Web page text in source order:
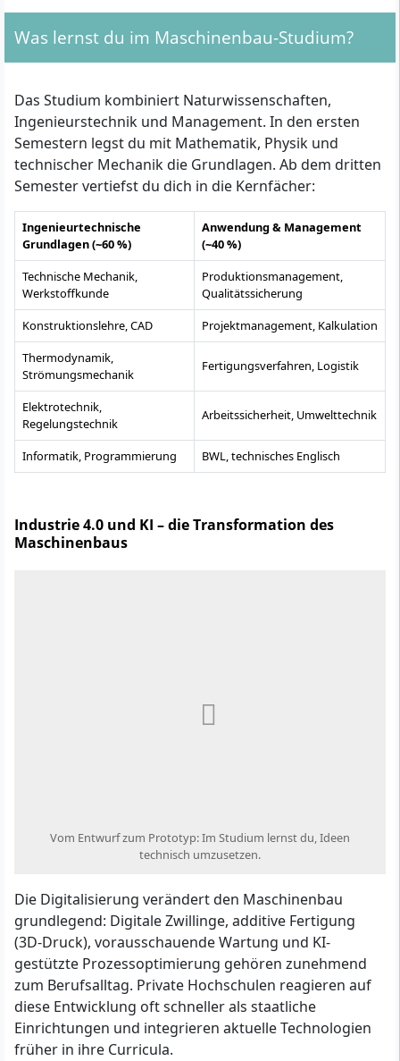
Was lernst du im Maschinenbau-Studium?
Das Studium kombiniert Naturwissenschaften,
Ingenieurstechnik und Management. In den ersten
Semestern legst du mit Mathematik, Physik und
technischer Mechanik die Grundlagen. Ab dem dritten
Semester vertiefst du dich in die Kernfächer:
Ingenieurtechnische
Grundlagen (~60 %)
Anwendung & Management
(~40 %)
Technische Mechanik,
Werkstoffkunde
Produktionsmanagement,
Qualitätssicherung
Konstruktionslehre, CAD
Projektmanagement, Kalkulation
Thermodynamik,
Strömungsmechanik
Fertigungsverfahren, Logistik
Elektrotechnik,
Regelungstechnik
Arbeitssicherheit, Umwelttechnik
Informatik, Programmierung BWL, technisches Englisch
Industrie 4.0 und KI – die Transformation des
Maschinenbaus
Vom Entwurf zum Prototyp: Im Studium lernst du, Ideen
technisch umzusetzen.
Die Digitalisierung verändert den Maschinenbau
grundlegend: Digitale Zwillinge, additive Fertigung
(3D-Druck), vorausschauende Wartung und KI-
gestützte Prozessoptimierung gehören zunehmend
zum Berufsalltag. Private Hochschulen reagieren auf
diese Entwicklung oft schneller als staatliche
Einrichtungen und integrieren aktuelle Technologien
früher in ihre Curricula.